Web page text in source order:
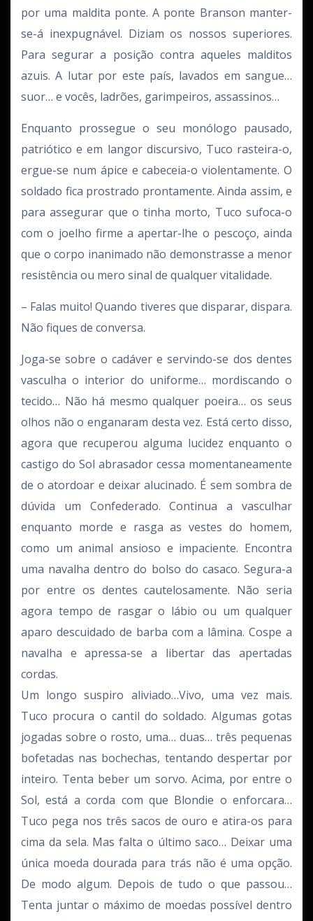
por uma maldita ponte. A ponte Branson manter-
se-á inexpugnável. Diziam os nossos superiores.
Para segurar a posição contra aqueles malditos
azuis. A lutar por este país, lavados em sangue…
suor… e vocês, ladrões, garimpeiros, assassinos…
Enquanto prossegue o seu monólogo pausado,
patriótico e em langor discursivo, Tuco rasteira-o,
ergue-se num ápice e cabeceia-o violentamente. O
soldado fica prostrado prontamente. Ainda assim, e
para assegurar que o tinha morto, Tuco sufoca-o
com o joelho firme a apertar-lhe o pescoço, ainda
que o corpo inanimado não demonstrasse a menor
resistência ou mero sinal de qualquer vitalidade.
– Falas muito! Quando tiveres que disparar, dispara.
Não fiques de conversa.
Joga-se sobre o cadáver e servindo-se dos dentes
vasculha o interior do uniforme… mordiscando o
tecido… Não há mesmo qualquer poeira… os seus
olhos não o enganaram desta vez. Está certo disso,
agora que recuperou alguma lucidez enquanto o
castigo do Sol abrasador cessa momentaneamente
de o atordoar e deixar alucinado. É sem sombra de
dúvida um Confederado. Continua a vasculhar
enquanto morde e rasga as vestes do homem,
como um animal ansioso e impaciente. Encontra
uma navalha dentro do bolso do casaco. Segura-a
por entre os dentes cautelosamente. Não seria
agora tempo de rasgar o lábio ou um qualquer
aparo descuidado de barba com a lâmina. Cospe a
navalha e apressa-se a libertar das apertadas
cordas.
Um longo suspiro aliviado…Vivo, uma vez mais.
Tuco procura o cantil do soldado. Algumas gotas
jogadas sobre o rosto, uma… duas… três pequenas
bofetadas nas bochechas, tentando despertar por
inteiro. Tenta beber um sorvo. Acima, por entre o
Sol, está a corda com que Blondie o enforcara…
Tuco pega nos três sacos de ouro e atira-os para
cima da sela. Mas falta o último saco… Deixar uma
única moeda dourada para trás não é uma opção.
De modo algum. Depois de tudo o que passou…
Tenta juntar o máximo de moedas possível dentro